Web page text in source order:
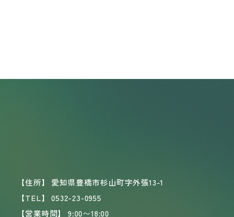
【住所】
愛知県豊橋市杉山町字外張13-1
【TEL】
0532-23-0955
【営業時間】
9:00〜18:00